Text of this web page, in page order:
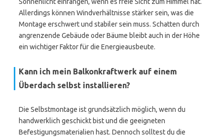
Allerdings können Windverhältnisse stärker sein, was die
Montage erschwert und stabiler sein muss. Schatten durch
angrenzende Gebäude oder Bäume bleibt auch in der Höhe
ein wichtiger Faktor für die Energieausbeute.
Kann ich mein Balkonkraftwerk auf einem
Überdach selbst installieren?
Die Selbstmontage ist grundsätzlich möglich, wenn du
handwerklich geschickt bist und die geeigneten
Befestigungsmaterialien hast. Dennoch solltest du die